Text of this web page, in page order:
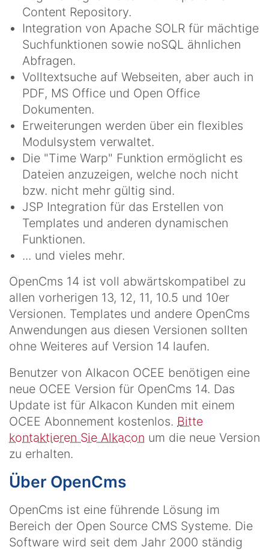
Content Repository.
Integration von Apache SOLR für mächtige
Suchfunktionen sowie noSQL ähnlichen
Abfragen.
Volltextsuche auf Webseiten, aber auch in
PDF, MS Office und Open Office
Dokumenten.
Erweiterungen werden über ein flexibles
Modulsystem verwaltet.
Die "Time Warp" Funktion ermöglicht es
Dateien anzuzeigen, welche noch nicht
bzw. nicht mehr gültig sind.
JSP Integration für das Erstellen von
Templates und anderen dynamischen
Funktionen.
... und vieles mehr.
OpenCms 14 ist voll abwärtskompatibel zu
allen vorherigen 13, 12, 11, 10.5 und 10er
Versionen. Templates und andere OpenCms
Anwendungen aus diesen Versionen sollten
ohne Weiteres auf Version 14 laufen.
Benutzer von Alkacon OCEE benötigen eine
neue OCEE Version für OpenCms 14. Das
Update ist für Alkacon Kunden mit einem
OCEE Abonnement kostenlos. Bitte
kontaktieren Sie Alkacon um die neue Version
zu erhalten.
Über OpenCms
OpenCms ist eine führende Lösung im
Bereich der Open Source CMS Systeme. Die
Software wird seit dem Jahr 2000 ständig